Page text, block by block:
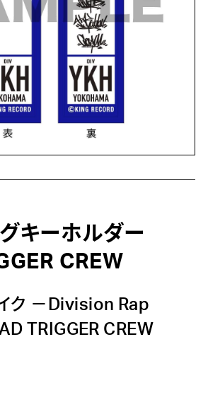
キーホルダー
CREW
ク －Division Rap
TRIGGER CREW